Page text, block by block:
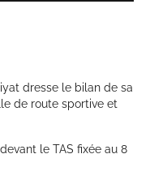
dresse le bilan de sa
de route sportive et
le TAS fixée au 8